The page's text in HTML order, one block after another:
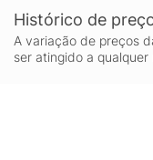
Histórico de
A variação de preços
ser atingido a qualquer